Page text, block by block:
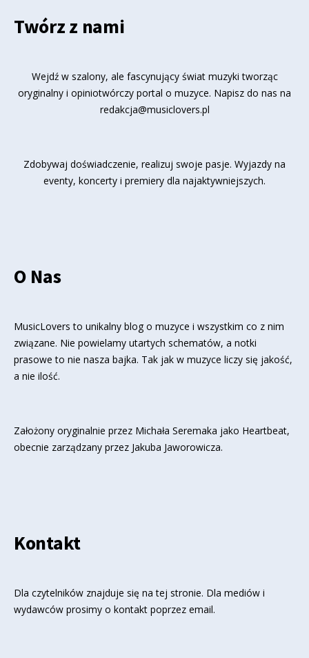
Twórz z nami
Wejdź w szalony, ale fascynujący świat muzyki tworząc
oryginalny i opiniotwórczy portal o muzyce. Napisz do nas na
redakcja@musiclovers.pl
Zdobywaj doświadczenie, realizuj swoje pasje. Wyjazdy na
eventy, koncerty i premiery dla najaktywniejszych.
O Nas
MusicLovers to unikalny blog o muzyce i wszystkim co z nim
związane. Nie powielamy utartych schematów, a notki
prasowe to nie nasza bajka. Tak jak w muzyce liczy się jakość,
a nie ilość.
Założony oryginalnie przez Michała Seremaka jako Heartbeat,
obecnie zarządzany przez Jakuba Jaworowicza.
Kontakt
Dla czytelników znajduje się na tej stronie. Dla mediów i
wydawców prosimy o kontakt poprzez email.